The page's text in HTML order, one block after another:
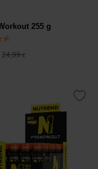
255 g
24,99€